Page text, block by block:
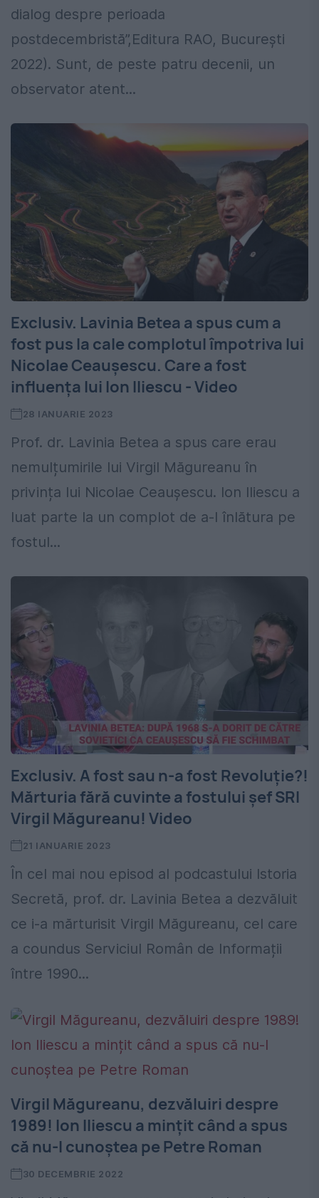
dialog despre perioada
postdecembristă”,Editura RAO, București
2022). Sunt, de peste patru decenii, un
observator atent...
Exclusiv. Lavinia Betea a spus cum a
fost pus la cale complotul împotriva lui
Nicolae Ceaușescu. Care a fost
influența lui Ion Iliescu - Video
28 IANUARIE 2023
Prof. dr. Lavinia Betea a spus care erau
nemulțumirile lui Virgil Măgureanu în
privința lui Nicolae Ceaușescu. Ion Iliescu a
luat parte la un complot de a-l înlătura pe
fostul...
Exclusiv. A fost sau n-a fost Revoluție?!
Mărturia fără cuvinte a fostului șef SRI
Virgil Măgureanu! Video
21 IANUARIE 2023
În cel mai nou episod al podcastului Istoria
Secretă, prof. dr. Lavinia Betea a dezvăluit
ce i-a mărturisit Virgil Măgureanu, cel care
a coundus Serviciul Român de Informații
între 1990...
Virgil Măgureanu, dezvăluiri despre
1989! Ion Iliescu a mințit când a spus
că nu-l cunoștea pe Petre Roman
30 DECEMBRIE 2022